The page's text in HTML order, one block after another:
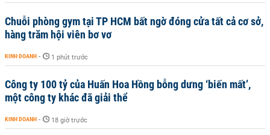
Chuỗi phòng gym tại TP HCM bất ngờ đóng cửa tất cả cơ sở,
hàng trăm hội viên bơ vơ
KINH DOANH - 1 phút trước
Công ty 100 tỷ của Huấn Hoa Hồng bỗng dưng ‘biến mất’,
một công ty khác đã giải thể
KINH DOANH - 18 giờ trước